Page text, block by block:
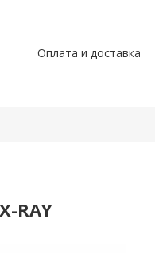
Оплата и доставка
RAY